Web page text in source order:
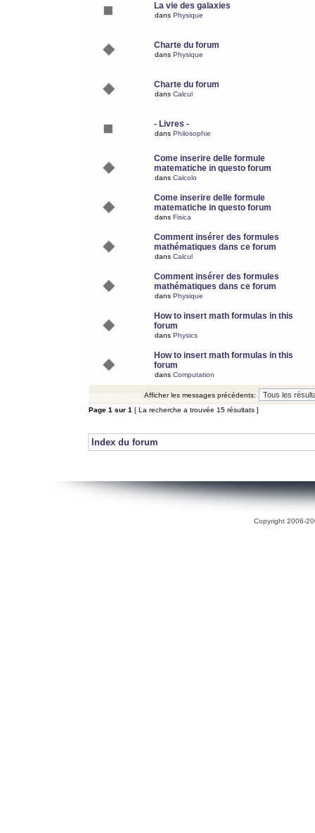
La vie des galaxies
dans Physique
Charte du forum
dans Physique
Charte du forum
dans Calcul
- Livres -
dans Philosophie
Come inserire delle formule
matematiche in questo forum
dans Calcolo
Come inserire delle formule
matematiche in questo forum
dans Fisica
Comment insérer des formules
mathématiques dans ce forum
dans Calcul
Comment insérer des formules
mathématiques dans ce forum
dans Physique
How to insert math formulas in this
forum
dans Physics
How to insert math formulas in this
forum
dans Computation
Afficher les messages précédents:
Page 1 sur 1 [ La recherche a trouvée 15 résultats ]
Index du forum
Copyright 2006-